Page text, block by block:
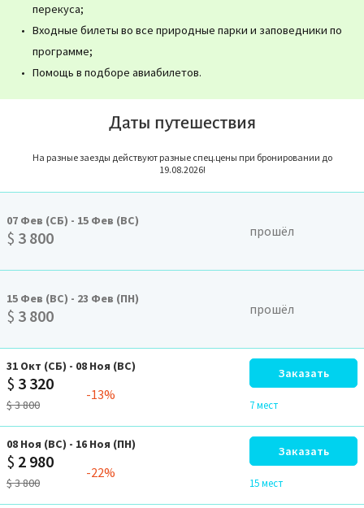
перекуса;
Входные билеты во все природные парки и заповедники по
программе;
Помощь в подборе авиабилетов.
Даты путешествия
На разные заезды действуют разные спец.цены при бронировании до
19.08.2026!
07 Фев (СБ) - 15 Фев (ВС)
$ 3 800 прошёл
15 Фев (ВС) - 23 Фев (ПН)
$ 3 800 прошёл
31 Окт (СБ) - 08 Ноя (ВС)
$3 800
$ 3 320
-13%
Заказать
7 мест
08 Ноя (ВС) - 16 Ноя (ПН)
$3 800
$ 2 980
-22%
Заказать
15 мест